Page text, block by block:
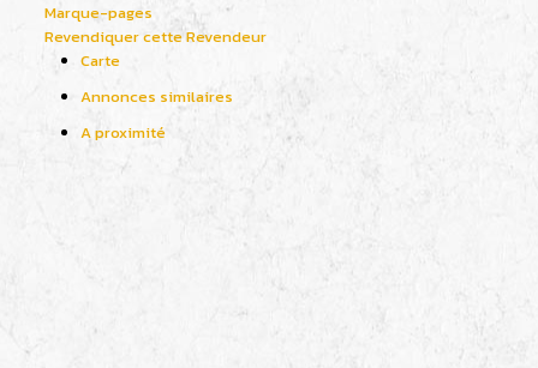
Marque-pages
Revendiquer cette Revendeur
Carte
Annonces similaires
A proximité